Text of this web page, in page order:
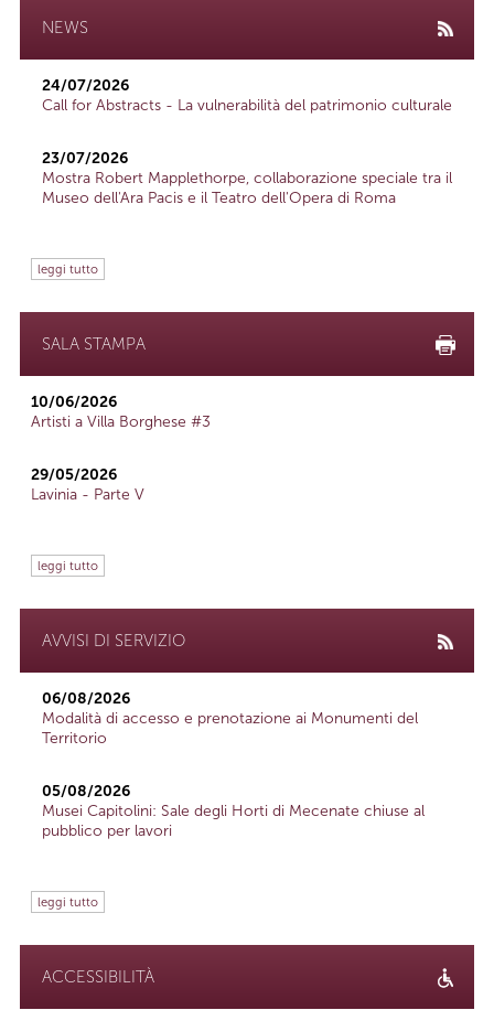
NEWS
24/07/2026
Call for Abstracts - La vulnerabilità del patrimonio culturale
23/07/2026
Mostra Robert Mapplethorpe, collaborazione speciale tra il
Museo dell'Ara Pacis e il Teatro dell'Opera di Roma
leggi tutto
SALA STAMPA
10/06/2026
Artisti a Villa Borghese #3
29/05/2026
Lavinia - Parte V
leggi tutto
AVVISI DI SERVIZIO
06/08/2026
Modalità di accesso e prenotazione ai Monumenti del
Territorio
05/08/2026
Musei Capitolini: Sale degli Horti di Mecenate chiuse al
pubblico per lavori
leggi tutto
ACCESSIBILITÀ